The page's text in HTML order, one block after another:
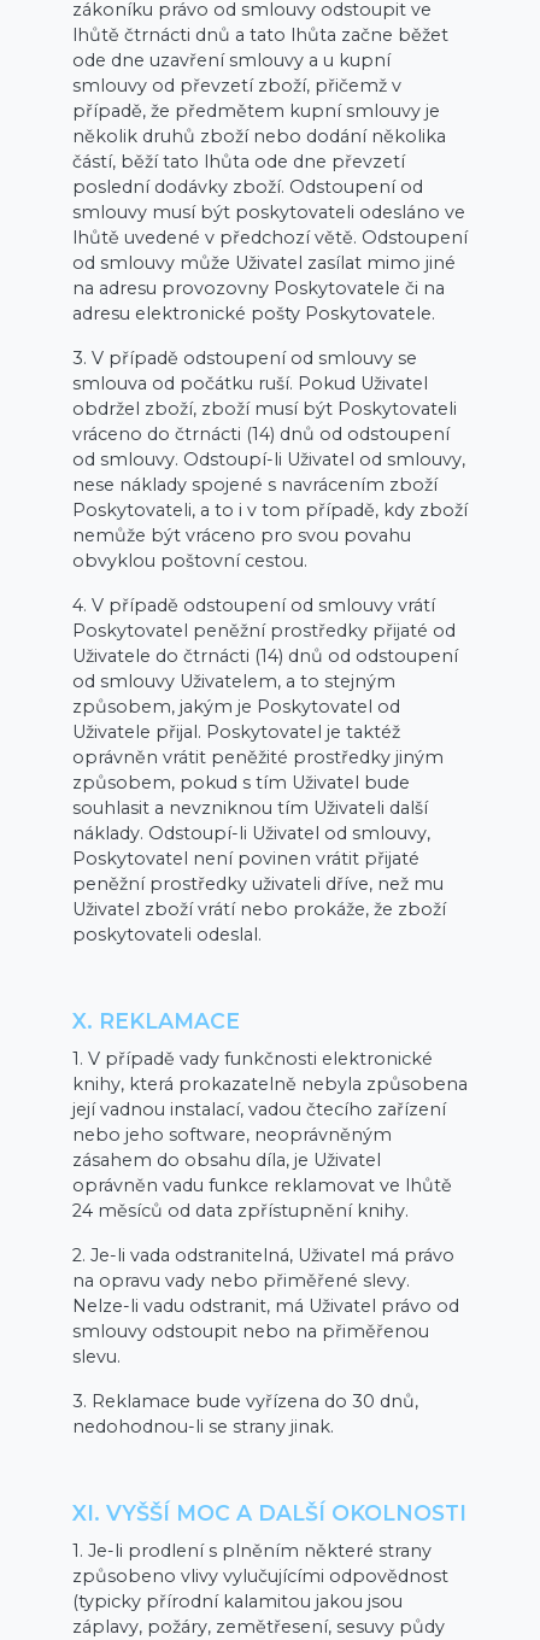
zákoníku právo od smlouvy odstoupit ve
lhůtě čtrnácti dnů a tato lhůta začne běžet
ode dne uzavření smlouvy a u kupní
smlouvy od převzetí zboží, přičemž v
případě, že předmětem kupní smlouvy je
několik druhů zboží nebo dodání několika
částí, běží tato lhůta ode dne převzetí
poslední dodávky zboží. Odstoupení od
smlouvy musí být poskytovateli odesláno ve
lhůtě uvedené v předchozí větě. Odstoupení
od smlouvy může Uživatel zasílat mimo jiné
na adresu provozovny Poskytovatele či na
adresu elektronické pošty Poskytovatele.
3. V případě odstoupení od smlouvy se
smlouva od počátku ruší. Pokud Uživatel
obdržel zboží, zboží musí být Poskytovateli
vráceno do čtrnácti (14) dnů od odstoupení
od smlouvy. Odstoupí-li Uživatel od smlouvy,
nese náklady spojené s navrácením zboží
Poskytovateli, a to i v tom případě, kdy zboží
nemůže být vráceno pro svou povahu
obvyklou poštovní cestou.
4. V případě odstoupení od smlouvy vrátí
Poskytovatel peněžní prostředky přijaté od
Uživatele do čtrnácti (14) dnů od odstoupení
od smlouvy Uživatelem, a to stejným
způsobem, jakým je Poskytovatel od
Uživatele přijal. Poskytovatel je taktéž
oprávněn vrátit peněžité prostředky jiným
způsobem, pokud s tím Uživatel bude
souhlasit a nevzniknou tím Uživateli další
náklady. Odstoupí-li Uživatel od smlouvy,
Poskytovatel není povinen vrátit přijaté
peněžní prostředky uživateli dříve, než mu
Uživatel zboží vrátí nebo prokáže, že zboží
poskytovateli odeslal.
X. REKLAMACE
1. V případě vady funkčnosti elektronické
knihy, která prokazatelně nebyla způsobena
její vadnou instalací, vadou čtecího zařízení
nebo jeho software, neoprávněným
zásahem do obsahu díla, je Uživatel
oprávněn vadu funkce reklamovat ve lhůtě
24 měsíců od data zpřístupnění knihy.
2. Je-li vada odstranitelná, Uživatel má právo
na opravu vady nebo přiměřené slevy.
Nelze-li vadu odstranit, má Uživatel právo od
smlouvy odstoupit nebo na přiměřenou
slevu.
3. Reklamace bude vyřízena do 30 dnů,
nedohodnou-li se strany jinak.
XI. VYŠŠÍ MOC A DALŠÍ OKOLNOSTI
1. Je-li prodlení s plněním některé strany
způsobeno vlivy vylučujícími odpovědnost
(typicky přírodní kalamitou jakou jsou
záplavy, požáry, zemětřesení, sesuvy půdy